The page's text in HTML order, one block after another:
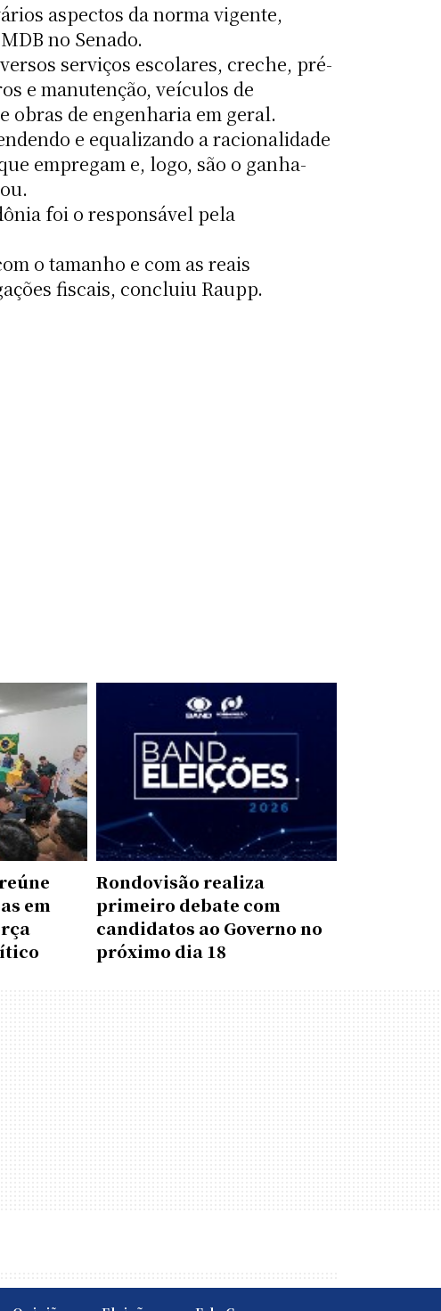
aspectos da norma vigente,
no Senado.
serviços escolares, creche, pré-
e manutenção, veículos de
obras de engenharia em geral.
e equalizando a racionalidade
empregam e, logo, são o ganha-
foi o responsável pela
o tamanho e com as reais
fiscais, concluiu Raupp.
em
Rondovisão realiza
primeiro debate com
candidatos ao Governo no
próximo dia 18